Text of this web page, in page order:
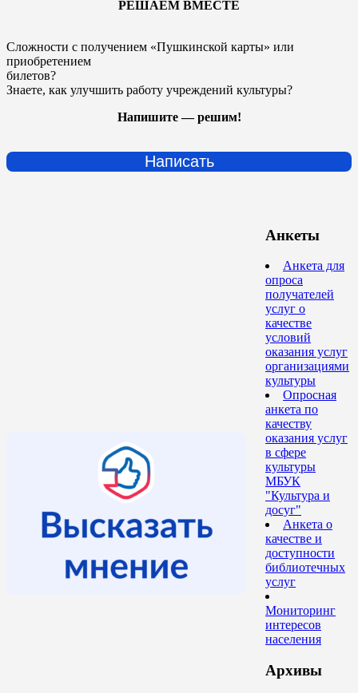
РЕШАЕМ ВМЕСТЕ
Сложности с получением «Пушкинской карты» или
приобретением
билетов?
Знаете, как улучшить работу учреждений культуры?
Напишите — решим!
Написать
Анкеты
Анкета для
опроса
получателей
услуг о
качестве
условий
оказания услуг
организациями
культуры
Опросная
анкета по
качеству
оказания услуг
в сфере
культуры
МБУК
"Культура и
досуг"
Анкета о
качестве и
доступности
библиотечных
услуг
Мониторинг
интересов
населения
Архивы